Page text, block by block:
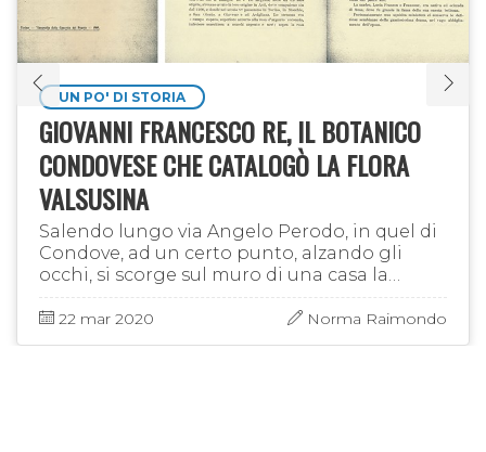
UN PO' DI STORIA
GIOVANNI FRANCESCO RE, IL BOTANICO
CONDOVESE CHE CATALOGÒ LA FLORA
VALSUSINA
Salendo lungo via Angelo Perodo, in quel di
Condove, ad un certo punto, alzando gli
occhi, si scorge sul muro di una casa la
lapide commemorativa, inaugurata il 28
luglio del 1907, di uno degli …
22 mar 2020 Norma Raimondo